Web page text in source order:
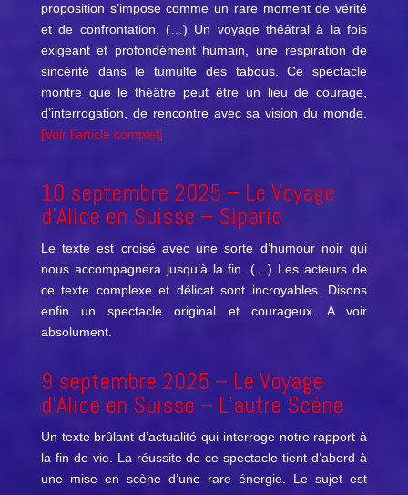
proposition s’impose comme un rare moment de vérité
et de confrontation. (…) Un voyage théâtral à la fois
exigeant et profondément humain, une respiration de
sincérité dans le tumulte des tabous. Ce spectacle
montre que le théâtre peut être un lieu de courage,
d’interrogation, de rencontre avec sa vision du monde.
[Voir l’article complet]
10 septembre 2025 – Le Voyage
d’Alice en Suisse – Sipario
Le texte est croisé avec une sorte d’humour noir qui
nous accompagnera jusqu’à la fin. (…) Les acteurs de
ce texte complexe et délicat sont incroyables. Disons
enfin un spectacle original et courageux. A voir
absolument.
9 septembre 2025 – Le Voyage
d’Alice en Suisse – L’autre Scène
Un texte brûlant d’actualité qui interroge notre rapport à
la fin de vie. La réussite de ce spectacle tient d’abord à
une mise en scène d’une rare énergie. Le sujet est